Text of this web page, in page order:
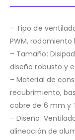
– Tipo de
PWM,
– Tamaño:
diseño robusto y
– Material de
recubrimiento,
cobre de 6 mm y
– Diseño:
alineación de